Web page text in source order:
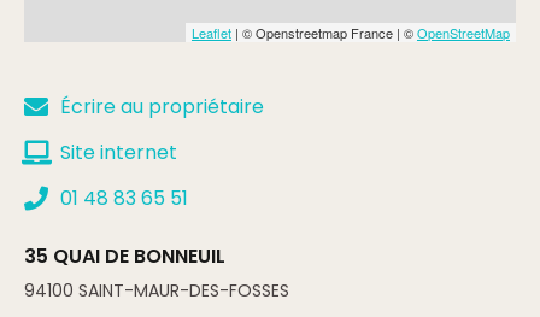
Leaflet | © Openstreetmap France | ©OpenStreetMap
Écrire au propriétaire
Site internet
01 48 83 65 51
35 QUAI DE BONNEUIL
94100 SAINT-MAUR-DES-FOSSES